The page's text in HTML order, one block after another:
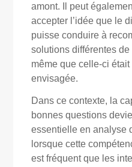
amont. Il peut
accepter l’idée que le
puisse conduire à
solutions différentes
même que celle-ci
envisagée.
Dans ce contexte, la
bonnes questions
essentielle en analyse
lorsque cette
est fréquent que les